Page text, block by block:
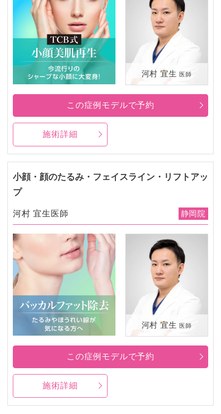
河村 宜生 医師
施術詳細
この症例モデルで予約
小顔・顔のたるみ・フェイスライン・リフトアッ
プ
河村 宜生医師 静岡院
河村 宜生 医師
施術詳細
この症例モデルで予約